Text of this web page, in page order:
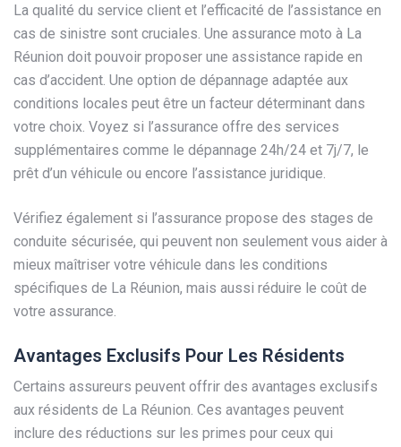
La qualité du service client et l’efficacité de l’assistance en
cas de sinistre sont cruciales. Une assurance moto à La
Réunion doit pouvoir proposer une assistance rapide en
cas d’accident. Une option de dépannage adaptée aux
conditions locales peut être un facteur déterminant dans
votre choix. Voyez si l’assurance offre des services
supplémentaires comme le dépannage 24h/24 et 7j/7, le
prêt d’un véhicule ou encore l’assistance juridique.
Vérifiez également si l’assurance propose des stages de
conduite sécurisée, qui peuvent non seulement vous aider à
mieux maîtriser votre véhicule dans les conditions
spécifiques de La Réunion, mais aussi réduire le coût de
votre assurance.
Avantages Exclusifs Pour Les Résidents
Certains assureurs peuvent offrir des avantages exclusifs
aux résidents de La Réunion. Ces avantages peuvent
inclure des réductions sur les primes pour ceux qui